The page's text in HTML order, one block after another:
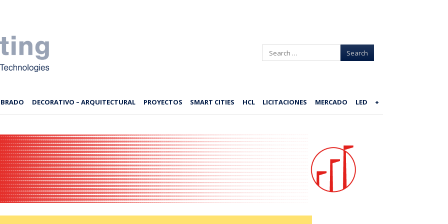
Search
DECORATIVO – ARQUITECTURAL PROYECTOS SMART CITIES HCL LICITACIONES MERCADO LED +